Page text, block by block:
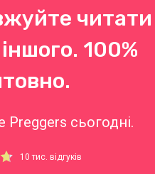
читати
100%
Preggers сьогодні.
10 тис. відгуків